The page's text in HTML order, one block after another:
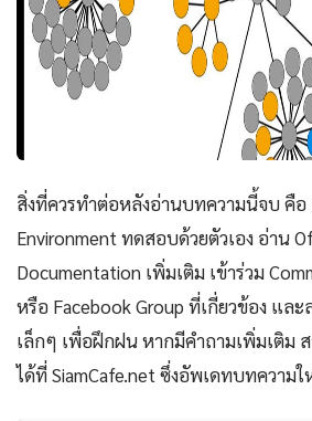
สิ่งที่ควรทำต่อหลังอ่านบทความนี้จบ คือ
Environment ทดสอบด้วยตัวเอง อ่าน
Documentation เพิ่มเติม เข้าร่วม
หรือ Facebook Group ที่เกี่ยวข้อง และ
เล็กๆ เพื่อฝึกฝน หากมีคำถามเพิ่มเติม
ได้ที่ SiamCafe.net ซึ่งอัพเดทบทความ